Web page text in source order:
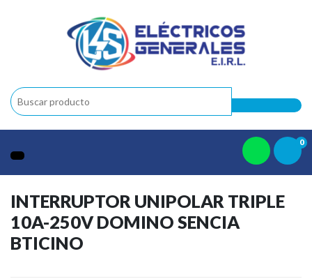
0
INTERRUPTOR UNIPOLAR TRIPLE
10A-250V DOMINO SENCIA
BTICINO